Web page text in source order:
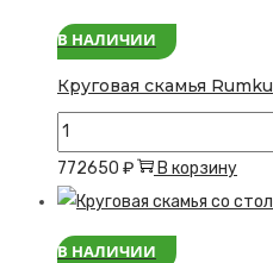
Mafo
В НАЛИЧИИ
Круговая скамья Rumku
Количество
товара
Круговая
772650 ₽ В корзину
В НАЛИЧИИ